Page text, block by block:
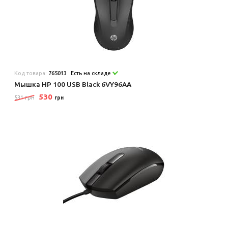
Код товара: 765013 Есть на складе
Мышка HP 100 USB Black 6VY96AA
531 грн 530 грн